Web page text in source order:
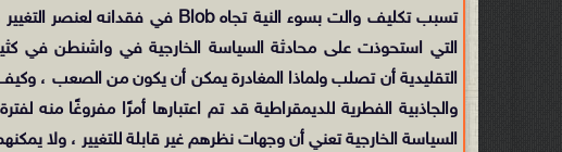
التي استحوذت على محادثة السياسة الخارجية في واشنطن في
التقليدية أن تصلب ولماذا المغادرة يمكن أن يكون من الصعب ،
والجاذبية الفطرية للديمقراطية قد تم اعتبارها أمرًا مفروغًا
السياسة الخارجية تعني أن وجهات نظرهم غير قابلة للتغيير ، ولا